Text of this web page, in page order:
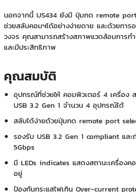
นอกจากนี้ US434 ยังมี ปุ่มกด remote
ช่วยสลับคอมฯได้อย่างง่ายดาย และด้วยการ
วงจร คุณสามารถสร้างสภาพแวดล้อมการท
และมีประสิทธิภาพ
คุณสมบัติ
อุปกรณ์ที่ช่วยให้ คอมพิวเตอร์ 4 เครื่อง
USB 3.2 Gen 1 จำนวน 4 อุปกรณ์ได้
สลับได้ง่ายด้วยปุ่มกด remote port
รองรับ USB 3.2 Gen 1 compliant แล
5Gbps
มี LEDs indicates แสดงสถานะเครื่องค
อยู่
ป้องกันกระแสไฟเกิน Over-current